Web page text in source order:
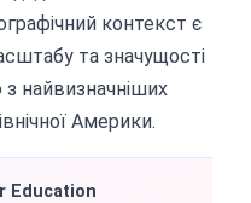
контекст є
та значущості
з найвизначніших
Америки.
Education